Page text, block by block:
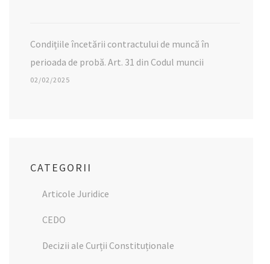
Condițiile încetării contractului de muncă în
perioada de probă. Art. 31 din Codul muncii
02/02/2025
CATEGORII
Articole Juridice
CEDO
Decizii ale Curții Constituționale